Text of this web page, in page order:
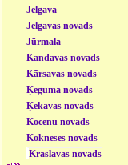
Jelgava
Jelgavas novads
Jūrmala
Kandavas novads
Kārsavas novads
Ķeguma novads
Ķekavas novads
Kocēnu novads
Kokneses novads
Krāslavas novads